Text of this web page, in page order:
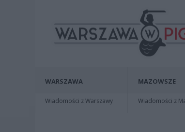
WARSZAWA
Wiadomości z Warszawy
MAZOWSZE
Wiadomości z